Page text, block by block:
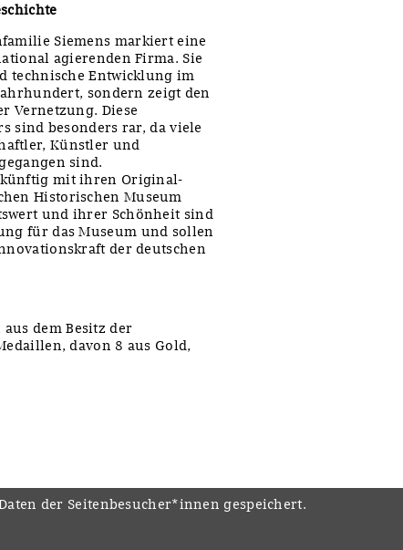
Siemens markiert eine
agierenden Firma. Sie
technische Entwicklung im
sondern zeigt den
Vernetzung. Diese
sind besonders rar, da viele
Künstler und
sind.
mit ihren Original-
Historischen Museum
und ihrer Schönheit sind
für das Museum und sollen
der deutschen
dem Besitz der
davon 8 aus Gold,
der Seitenbesucher*innen gespeichert.